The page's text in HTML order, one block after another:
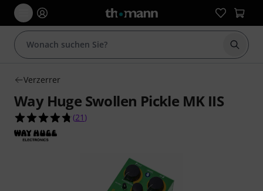
Suche
Verzerrer
Way Huge Swollen Pickle MK IIS
4.8 von 5 Sternen aus 21 Kundenbewertungen
(21 )